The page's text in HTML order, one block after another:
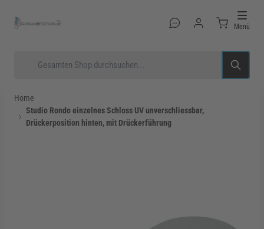
Menü
Home
Studio Rondo einzelnes Schloss UV unverschliessbar,
Drückerposition hinten, mit Drückerführung